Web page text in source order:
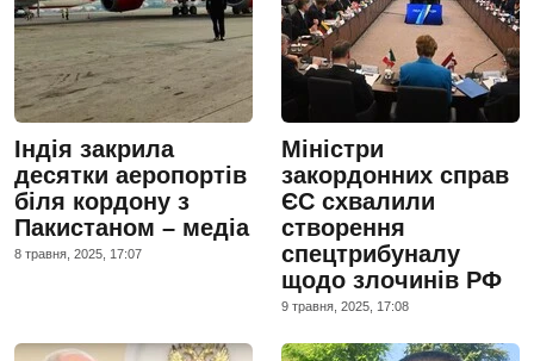
Індія закрила
десятки аеропортів
біля кордону з
Пакистаном – медіа
8 травня, 2025, 17:07
Міністри
закордонних справ
ЄС схвалили
створення
спецтрибуналу
щодо злочинів РФ
9 травня, 2025, 17:08